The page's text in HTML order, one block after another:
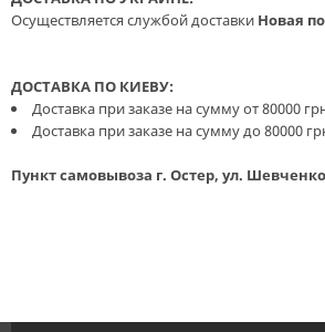
Осуществляется службой доставки Новая
ДОСТАВКА ПО КИЕВУ:
Доставка при заказе на сумму от 80000
Доставка при заказе на сумму до 80000
Пункт самовывоза г. Остер, ул.